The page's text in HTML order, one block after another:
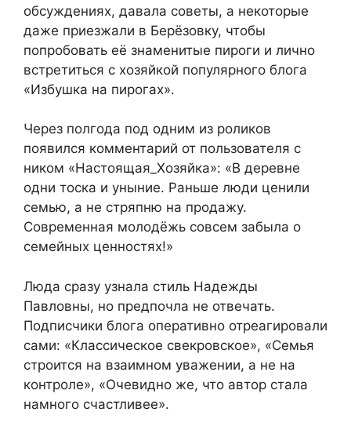
обсуждениях, давала советы, а некоторые
даже приезжали в Берёзовку, чтобы
попробовать её знаменитые пироги и лично
встретиться с хозяйкой популярного блога
«Избушка на пирогах».
Через полгода под одним из роликов
появился комментарий от пользователя с
ником «Настоящая_Хозяйка»: «В деревне
одни тоска и уныние. Раньше люди ценили
семью, а не стряпню на продажу.
Современная молодёжь совсем забыла о
семейных ценностях!»
Люда сразу узнала стиль Надежды
Павловны, но предпочла не отвечать.
Подписчики блога оперативно отреагировали
сами: «Классическое свекровское», «Семья
строится на взаимном уважении, а не на
контроле», «Очевидно же, что автор стала
намного счастливее».